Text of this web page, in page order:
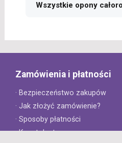
Wszystkie opony
Zamówienia i płatności
· Bezpieczeństwo zakupów
· Jak złożyć zamówienie?
· Sposoby płatności
· Koszt dostawy